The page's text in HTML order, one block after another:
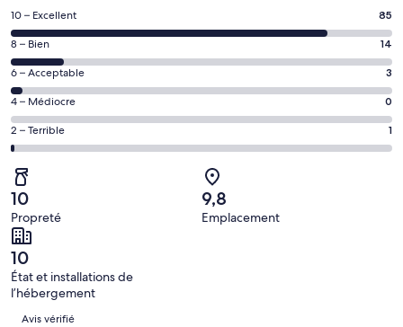
une
nouvelle
fenêtre
Note
de 10
–
Excellent,
d’après
85 avis
sur 103.
10 – Excellent 85
Note
de 8
–
Bien,
d’après
14 avis
8 – Bien 14
Note
de 6
–
Acceptable,
d’après
3 avis
sur 103.
6 – Acceptable 3
Note
de 4
–
d’après
0 avis
sur 103.
4 – Médiocre 0
Note
de 2
–
Terrible,
d’après
1 avis
sur 103.
2 – Terrible 1
10
Propreté
9,8
Emplacement
10
État et installations de
l’hébergement
Avis
Avis vérifié